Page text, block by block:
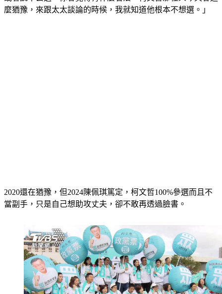
麼猶豫，來跟太太談論的時候，我就知道他根本不想選。」
2020還在猶豫，但2024陳佩琪篤定，柯文哲100%參選而且不
當副手，只是自己想助攻丈夫，卻不敢再透過臉書。